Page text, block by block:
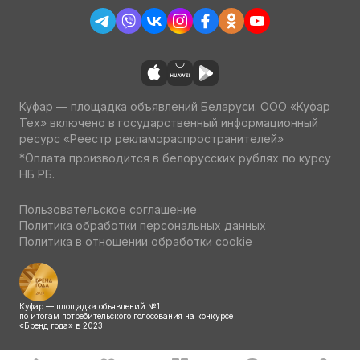
Куфар — площадка объявлений Беларуси. ООО «Куфар
Тех» включено в государственный информационный
ресурс «Реестр рекламораспространителей»
*Оплата производится в белорусских рублях по курсу
НБ РБ.
Пользовательское соглашение
Политика обработки персональных данных
Политика в отношении обработки cookie
Куфар — площадка объявлений №1
по итогам потребительского голосования на конкурсе
«Бренд года» в 2023